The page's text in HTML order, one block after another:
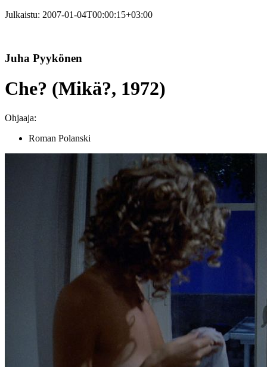
Julkaistu: 2007-01-04T00:00:15+03:00
Juha Pyykönen
Che? (Mikä?, 1972)
Ohjaaja:
Roman Polanski